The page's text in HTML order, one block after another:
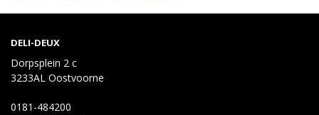
DELI-DEUX
Dorpsplein 2 c
3233AL Oostvoorne
0181-484200